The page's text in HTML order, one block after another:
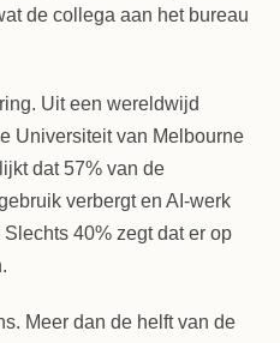
de collega aan het bureau
Uit een wereldwijd
Universiteit van Melbourne
dat 57% van de
verbergt en AI-werk
40% zegt dat er op
Meer dan de helft van de